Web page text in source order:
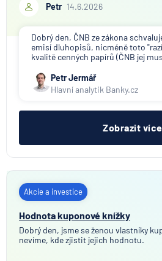
Petr 14.6.2026
Dobrý den, ČNB ze zákona
emisí dluhopisů, nicméně toto
kvalitě cenných papírů (ČNB jej
Petr Jermář
Hlavní analytik Banky.cz
Zobrazit více
Akcie a investice
Hodnota kuponové knížky
Dobrý den, jsme se ženou vlastníky
nevíme, kde zjistit jejich hodnotu.